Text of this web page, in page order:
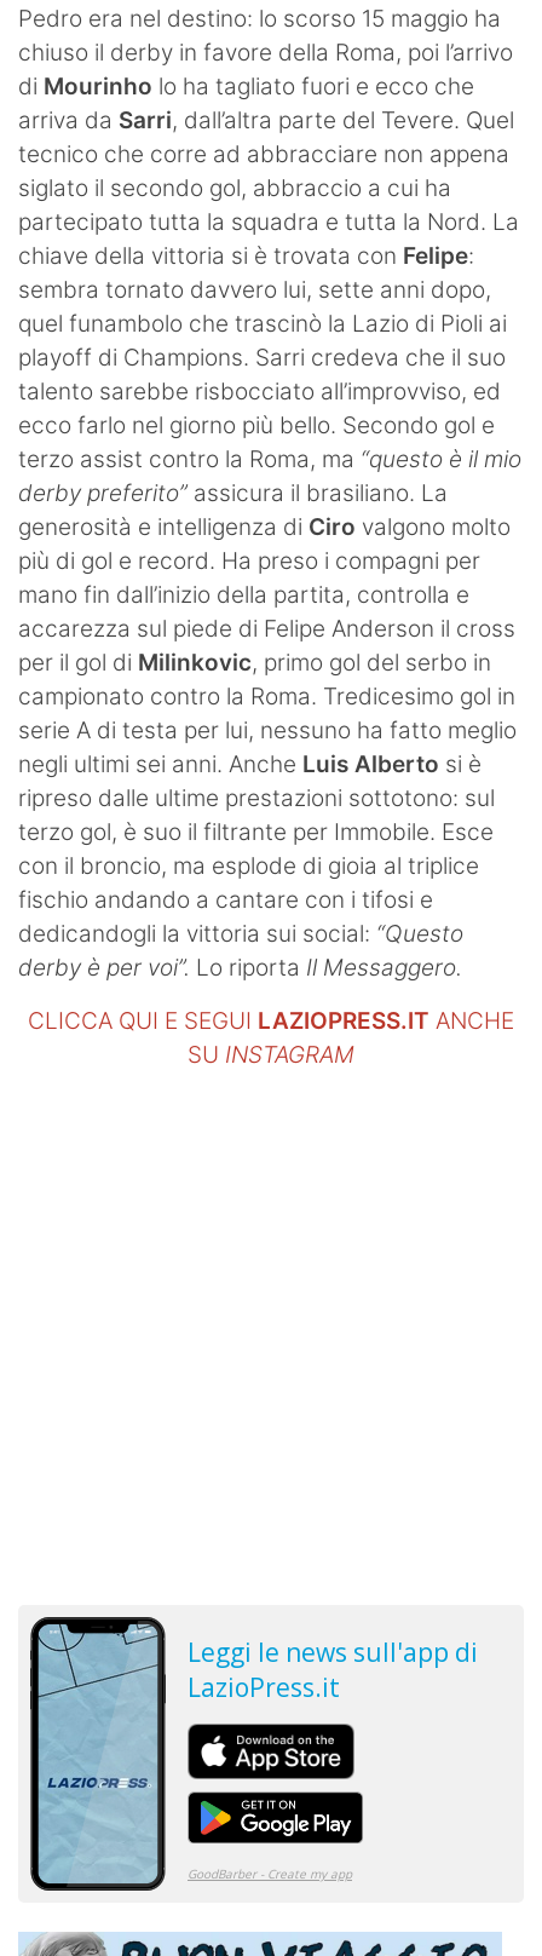
Pedro era nel destino: lo scorso 15 maggio ha
chiuso il derby in favore della Roma, poi l’arrivo
di Mourinho lo ha tagliato fuori e ecco che
arriva da Sarri, dall’altra parte del Tevere. Quel
tecnico che corre ad abbracciare non appena
siglato il secondo gol, abbraccio a cui ha
partecipato tutta la squadra e tutta la Nord. La
chiave della vittoria si è trovata con Felipe:
sembra tornato davvero lui, sette anni dopo,
quel funambolo che trascinò la Lazio di Pioli ai
playoff di Champions. Sarri credeva che il suo
talento sarebbe risbocciato all’improvviso, ed
ecco farlo nel giorno più bello. Secondo gol e
terzo assist contro la Roma, ma “questo è il mio
derby preferito”assicura il brasiliano. La
generosità e intelligenza di Ciro valgono molto
più di gol e record. Ha preso i compagni per
mano fin dall’inizio della partita, controlla e
accarezza sul piede di Felipe Anderson il cross
per il gol di Milinkovic, primo gol del serbo in
campionato contro la Roma. Tredicesimo gol in
serie A di testa per lui, nessuno ha fatto meglio
negli ultimi sei anni. Anche Luis Alberto si è
ripreso dalle ultime prestazioni sottotono: sul
terzo gol, è suo il filtrante per Immobile. Esce
con il broncio, ma esplode di gioia al triplice
fischio andando a cantare con i tifosi e
dedicandogli la vittoria sui social: “Questo
derby è per voi”. Lo riporta Il Messaggero.
CLICCA QUI E SEGUI LAZIOPRESS.IT ANCHE
SU INSTAGRAM